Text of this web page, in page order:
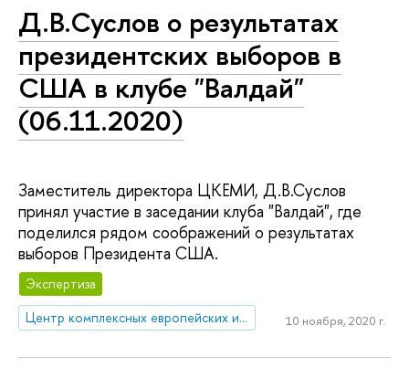
Д.В.Суслов о результатах
президентских выборов в
США в клубе "Валдай"
(06.11.2020)
Заместитель директора ЦКЕМИ, Д.В.Суслов
принял участие в заседании клуба "Валдай", где
поделился рядом соображений о результатах
выборов Президента США.
Экспертиза
Центр комплексных европейских и международных исследований (ЦКЕМИ)
10 ноября, 2020 г.